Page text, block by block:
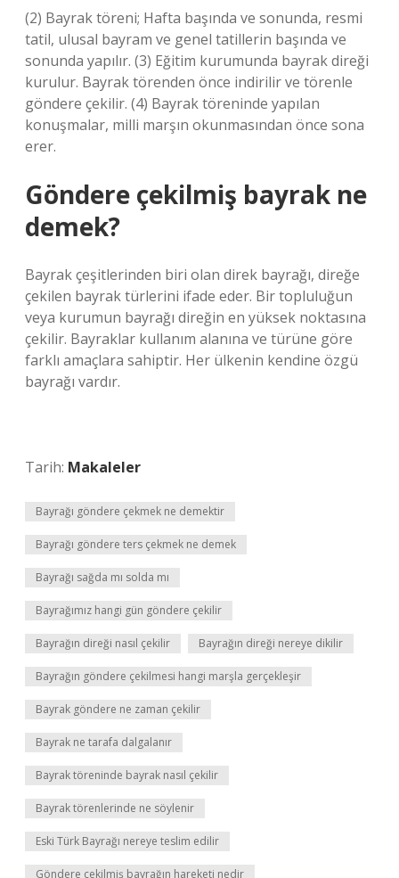
(2) Bayrak töreni; Hafta başında ve sonunda, resmi
tatil, ulusal bayram ve genel tatillerin başında ve
sonunda yapılır. (3) Eğitim kurumunda bayrak direği
kurulur. Bayrak törenden önce indirilir ve törenle
göndere çekilir. (4) Bayrak töreninde yapılan
konuşmalar, milli marşın okunmasından önce sona
erer.
Göndere çekilmiş bayrak ne
demek?
Bayrak çeşitlerinden biri olan direk bayrağı, direğe
çekilen bayrak türlerini ifade eder. Bir topluluğun
veya kurumun bayrağı direğin en yüksek noktasına
çekilir. Bayraklar kullanım alanına ve türüne göre
farklı amaçlara sahiptir. Her ülkenin kendine özgü
bayrağı vardır.
Tarih: Makaleler
Bayrağı göndere çekmek ne demektir
Bayrağı göndere ters çekmek ne demek
Bayrağı sağda mı solda mı
Bayrağımız hangi gün göndere çekilir
Bayrağın direği nasıl çekilir Bayrağın direği nereye dikilir
Bayrağın göndere çekilmesi hangi marşla gerçekleşir
Bayrak göndere ne zaman çekilir
Bayrak ne tarafa dalgalanır
Bayrak töreninde bayrak nasıl çekilir
Bayrak törenlerinde ne söylenir
Eski Türk Bayrağı nereye teslim edilir
Göndere çekilmiş bayrağın hareketi nedir